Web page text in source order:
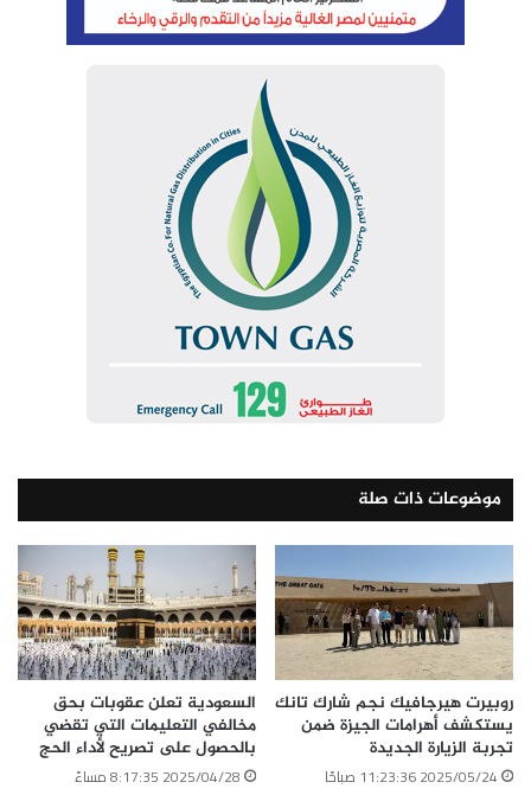
يشار إلى أن لجنة “خبراء الترويج السياحي” شكلها وزير
العامة للتنشيط السياحي، وعضوية عدد من خبراء التسويق
من داخل وخارج الوزارة والهيئة، وأساتذة الجامعة.
وفي سياق متصل، ترأس الوزير أيضاً اجتماع مجلس إدارة
صندوق السياحة بحضور أعضاء المجلس، ونائب الوزير
لشئون السياحة، ومساعد الوزير للشئون الفنية، وأمين عام
صندوق السياحة، وذلك لمناقشة تمويل بعض المشروعات
التنموية والترويجية والفعاليات.
الوسوم السفير الروسى خبراء الترويج السياحى هيئة تنشيط السياحة
وزير السياحة
موضوعات ذات صلة
روبيرت هيرجافيك نجم شارك تانك
يستكشف أهرامات الجيزة ضمن
تجربة الزيارة الجديدة
2025/05/24 11:23:36 صباحًا
السعودية تعلن عقوبات بحق
مخالفي التعليمات التي تقضي
بالحصول على تصريح لأداء الحج
2025/04/28 8:17:35 مساءً